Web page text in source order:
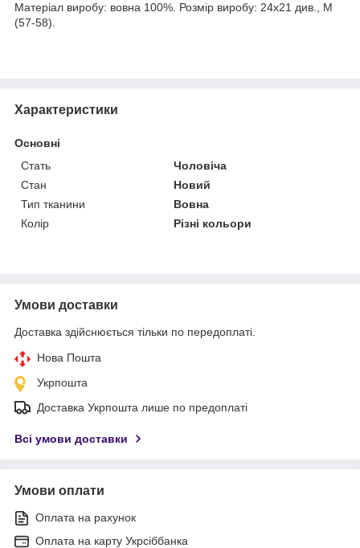
Матеріал виробу: вовна 100%. Розмір виробу: 24х21 див., М
(57-58).
Характеристики
Основні
Стать
Чоловіча
Стан
Новий
Тип тканини
Вовна
Колір
Різні кольори
Умови доставки
Доставка здійснюється тільки по передоплаті.
Нова Пошта
Укрпошта
Доставка Укрпошта лише по предоплаті
Всі умови доставки
Умови оплати
Оплата на рахунок
Оплата на карту Укрсіббанка